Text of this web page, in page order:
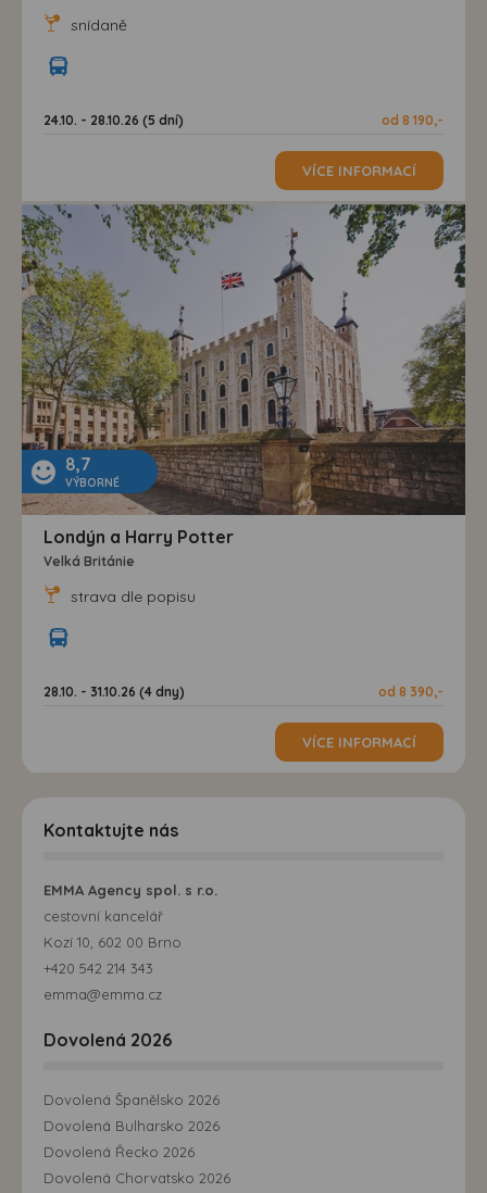
snídaně
24.10. - 28.10.26 (5 dní) od 8 190,-
VÍCE INFORMACÍ
8,7
VÝBORNÉ
Londýn a Harry Potter
Velká Británie
strava dle popisu
28.10. - 31.10.26 (4 dny) od 8 390,-
VÍCE INFORMACÍ
Kontaktujte nás
EMMA Agency spol. s r.o.
cestovní kancelář
Kozí 10, 602 00 Brno
+420 542 214 343
emma@emma.cz
Dovolená 2026
Dovolená Španělsko 2026
Dovolená Bulharsko 2026
Dovolená Řecko 2026
Dovolená Chorvatsko 2026